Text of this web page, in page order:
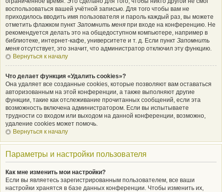
воспользоваться вашей учётной записью. Для того чтобы вам не
приходилось вводить имя пользователя и пароль каждый раз, вы можете
отметить флажком пункт Запомнить меня при входе на конференцию. Не
рекомендуется делать это на общедоступном компьютере, например в
библиотеке, интернет-кафе, университете и т. д. Если пункт Запомнить
меня отсутствует, это значит, что администратор отключил эту функцию.
Вернуться к началу
Что делает функция «Удалить cookies»?
Она удаляет все созданные cookies, которые позволяют вам оставаться
авторизованным на этой конференции, а также выполняют другие
функции, такие как отслеживание прочитанных сообщений, если эта
возможность включена администратором. Если вы испытываете
трудности со входом или выходом на данной конференции, возможно,
удаление cookies может помочь.
Вернуться к началу
Параметры и настройки пользователя
Как мне изменить мои настройки?
Если вы являетесь зарегистрированным пользователем, все ваши
настройки хранятся в базе данных конференции. Чтобы изменить их,